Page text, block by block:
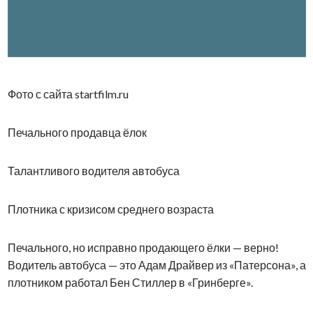
Фото с сайта startfilm.ru
Печального продавца ёлок
Талантливого водителя автобуса
Плотника с кризисом среднего возраста
Печального, но исправно продающего ёлки — верно!
Водитель автобуса — это Адам Драйвер из «Патерсона», а
плотником работал Бен Стиллер в «Гринберге».